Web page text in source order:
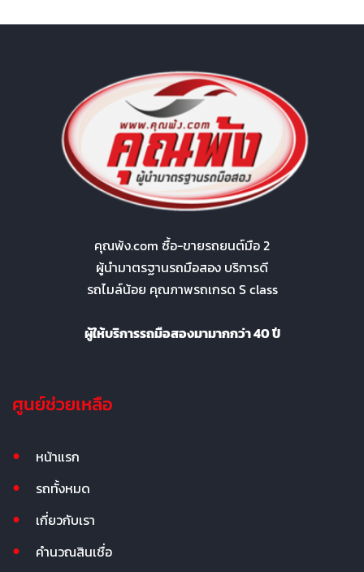
คุณพ้ง.com ซื้อ-ขายรถยนต์มือ 2
ผู้นำมาตรฐานรถมือสอง บริการดี
รถไมล์น้อย คุณภาพรถเกรด S class
ผู้ให้บริการรถมือสองมามากกว่า 40 ปี
ศูนย์ช่วยเหลือ
หน้าแรก
รถทั้งหมด
เกี่ยวกับเรา
คำนวณสินเชื่อ